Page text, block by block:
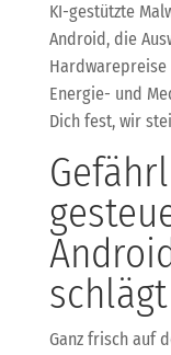
KI-gestützte
Android, die
Hardwarepreise
Energie- und
Dich fest, wir
Ganz frisch auf